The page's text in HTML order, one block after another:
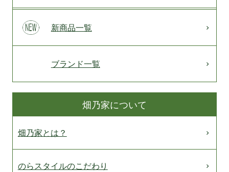
新商品一覧
ブランド一覧
畑乃家について
畑乃家とは？
のらスタイルのこだわり